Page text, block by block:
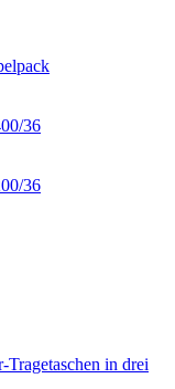
36
36
Tragetaschen in drei